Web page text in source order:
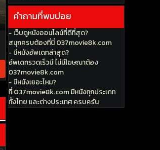
คำถามที่พบบ่อย
- เว็บดูหนังออนไลน์ที่ดีที่สุด?
สนุกครบต้องที่นี่ 037movie8k.com
- มีหนังอัพเดทล่าสุด?
อัพเดทรวดเร็วมี ไม่มีโฆษณาต้อง
037movie8k.com
- มีหนังเยอะไหม?
ที่ 037movie8k.com มีหนังทุกประเภท
ทั้งไทย และต่างประเทศ ครบครัน